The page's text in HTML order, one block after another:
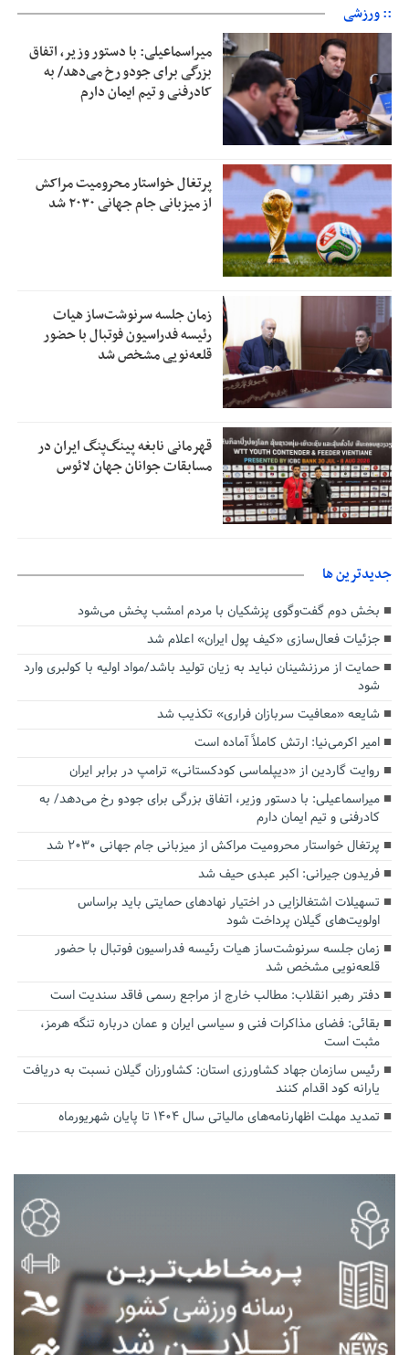
:: ورزشی
میراسماعیلی: با دستور وزیر، اتفاق
بزرگی برای جودو رخ می‌دهد/ به
کادرفنی و تیم ایمان دارم
پرتغال خواستار محرومیت مراکش
از میزبانی جام جهانی ۲۰۳۰ شد
زمان جلسه سرنوشت‌ساز هیات
رئیسه فدراسیون فوتبال با حضور
قلعه‌نویی مشخص شد
قهرمانی نابغه پینگ‌پنگ ایران در
مسابقات جوانان جهان لائوس
جديدترين ها
بخش دوم گفت‌وگوی پزشکیان با مردم امشب پخش می‌شود
جزئیات فعال‌سازی «کیف پول ایران» اعلام شد
حمایت از مرزنشینان نباید به زیان تولید باشد/مواد اولیه با کولبری وارد
شود
شایعه «معافیت سربازان فراری» تکذیب شد
امیر اکرمی‌نیا: ارتش کاملاً آماده است
روایت گاردین از «دیپلماسی کودکستانی» ترامپ در برابر ایران
میراسماعیلی: با دستور وزیر، اتفاق بزرگی برای جودو رخ می‌دهد/ به
کادرفنی و تیم ایمان دارم
پرتغال خواستار محرومیت مراکش از میزبانی جام جهانی ۲۰۳۰ شد
فریدون جیرانی: اکبر عبدی حیف شد
تسهیلات اشتغالزایی در اختیار نهادهای حمایتی باید براساس
اولویت‌های گیلان پرداخت شود
زمان جلسه سرنوشت‌ساز هیات رئیسه فدراسیون فوتبال با حضور
قلعه‌نویی مشخص شد
دفتر رهبر انقلاب: مطالب خارج از مراجع رسمی فاقد سندیت است
بقائی: فضای مذاکرات فنی و سیاسی ایران و عمان درباره تنگه هرمز،
مثبت است
رئیس سازمان جهاد کشاورزی استان: کشاورزان گیلان نسبت به دریافت
یارانه کود اقدام کنند
تمدید مهلت اظهارنامه‌های مالیاتی سال ۱۴۰۴ تا پایان شهریورماه